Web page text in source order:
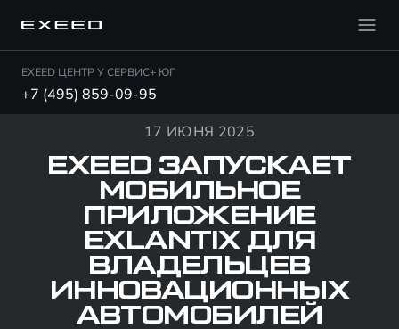
EXEED ЦЕНТР У СЕРВИС+ ЮГ
+7 (495) 859-09-95
17 ИЮНЯ 2025
EXEED ЗАПУСКАЕТ
МОБИЛЬНОЕ
ПРИЛОЖЕНИЕ
EXLANTIX ДЛЯ
ВЛАДЕЛЬЦЕВ
ИННОВАЦИОННЫХ
АВТОМОБИЛЕЙ